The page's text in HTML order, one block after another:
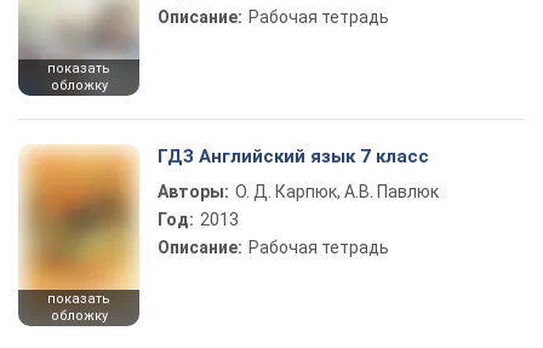
показать
обложку
Описание: Рабочая тетрадь
показать
обложку
ГДЗ Английский язык 7 класс
Авторы: О. Д. Карпюк, А.В. Павлюк
Год: 2013
Описание: Рабочая тетрадь